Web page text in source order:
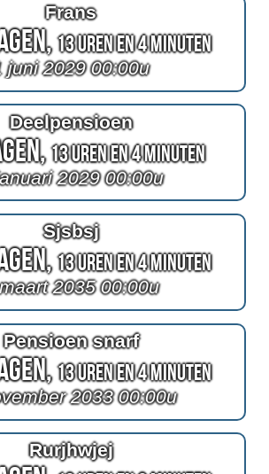
Frans
13 Uren en 4 Minuten
juni 2029 00:00u
Deelpensioen
13 Uren en 4 Minuten
2029 00:00u
Sjsbsj
13 Uren en 4 Minuten
2035 00:00u
Pensioen snarf
13 Uren en 4 Minuten
2033 00:00u
Rurjhwjej